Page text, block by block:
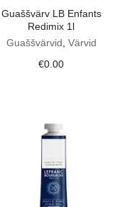
Guaššvärv LB Enfants
Redimix 1l
Guaššvärvid Värvid
€0.00